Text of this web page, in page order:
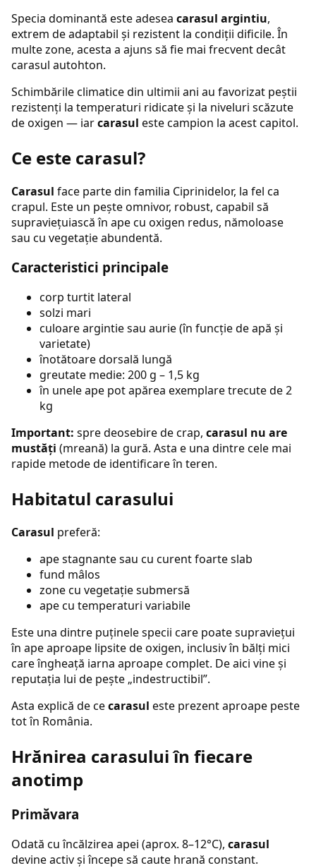
Specia dominantă este adesea carasul argintiu,
extrem de adaptabil și rezistent la condiții dificile. În
multe zone, acesta a ajuns să fie mai frecvent decât
carasul autohton.
Schimbările climatice din ultimii ani au favorizat peștii
rezistenți la temperaturi ridicate și la niveluri scăzute
de oxigen — iarcarasul este campion la acest capitol.
Ce este carasul?
Carasul face parte din familia Ciprinidelor, la fel ca
crapul. Este un pește omnivor, robust, capabil să
supraviețuiască în ape cu oxigen redus, nămoloase
sau cu vegetație abundentă.
Caracteristici principale
corp turtit lateral
solzi mari
culoare argintie sau aurie (în funcție de apă și
varietate)
înotătoare dorsală lungă
greutate medie: 200 g – 1,5 kg
în unele ape pot apărea exemplare trecute de 2
kg
Important: spre deosebire de crap, carasul nu are
mustăți (mreană) la gură. Asta e una dintre cele mai
rapide metode de identificare în teren.
Habitatul carasului
Carasul preferă:
ape stagnante sau cu curent foarte slab
fund mâlos
zone cu vegetație submersă
ape cu temperaturi variabile
Este una dintre puținele specii care poate supraviețui
în ape aproape lipsite de oxigen, inclusiv în bălți mici
care îngheață iarna aproape complet. De aici vine și
reputația lui de pește „indestructibil”.
Asta explică de cecarasul este prezent aproape peste
tot în România.
Hrănirea carasului în fiecare
anotimp
Primăvara
Odată cu încălzirea apei (aprox. 8–12°C), carasul
devine activ și începe să caute hrană constant.